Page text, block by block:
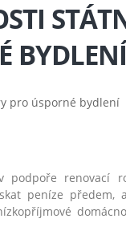
BYDLENÍ
podpoře renovací
peníze